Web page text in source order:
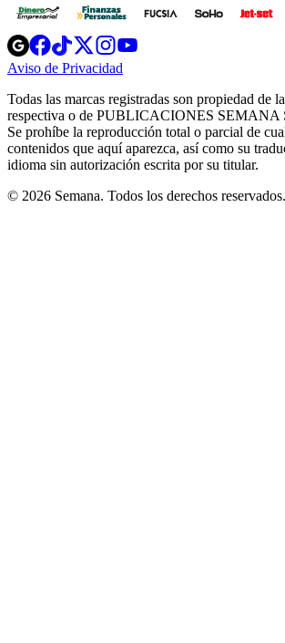
Opens
in
new
Opens
in
new
Opens
in
new
window
Opens
new
windowwindow
Aviso de Privacidad
new
window
Todas las marcas registradas son propiedad de
respectiva o de PUBLICACIONES SEMANA
Se prohíbe la reproducción total o parcial de
contenidos que aquí aparezca, así como su
idioma sin autorización escrita por su titular.
© 2026 Semana. Todos los derechos reservados.